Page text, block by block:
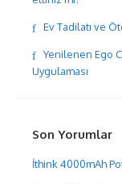
Ev Tadilatı ve
Yenilenen Ego
Uygulaması
Son Yorumlar
İthink 4000mAh